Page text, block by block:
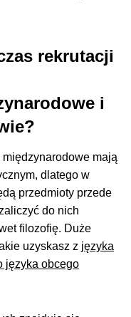
rekrutacji
i
mają
dlatego w
przedmioty przede
do nich
filozofię. Duże
uzyskasz z języka
języka obcego